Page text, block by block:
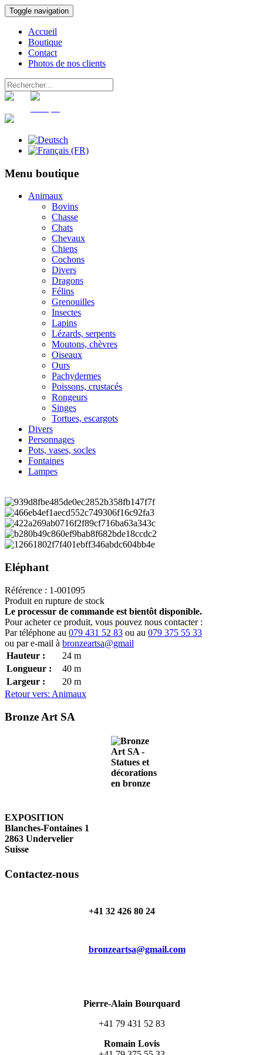
Toggle navigation
Accueil
Boutique
Contact
Photos de nos clients
Menu boutique
Animaux
Bovins
Chasse
Chats
Chevaux
Chiens
Cochons
Divers
Dragons
Félins
Grenouilles
Insectes
Lapins
Lézards, serpents
Moutons, chèvres
Oiseaux
Ours
Pachydermes
Poissons, crustacés
Rongeurs
Singes
Tortues, escargots
Divers
Personnages
Pots, vases, socles
Fontaines
Lampes
Eléphant
Référence : 1-001095
Produit en rupture de stock
Le processur de commande est bientôt disponible.
Pour acheter ce produit, vous pouvez nous contacter :
Par téléphone au 079 431 52 83 ou au 079 375 55 33
ou par e-mail à bronzeartsa@gmail
Hauteur :
24 m
Longueur :
40 m
Largeur :
20 m
Retour vers: Animaux
Bronze Art SA
EXPOSITION
Blanches-Fontaines 1
2863 Undervelier
Suisse
Contactez-nous
+41 32 426 80 24
bronzeartsa@gmail.com
Pierre-Alain Bourquard
+41 79 431 52 83
Romain Lovis